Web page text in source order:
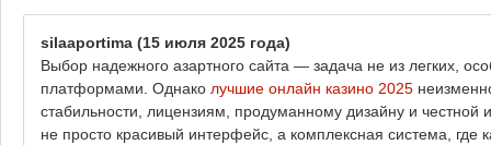
silaaportima (15 июля 2025 года)
Выбор надежного азартного сайта — задача не из легких,
платформами. Однако лучшие онлайн казино 2025
стабильности, лицензиям, продуманному дизайну и
не просто красивый интерфейс, а комплексная система, где